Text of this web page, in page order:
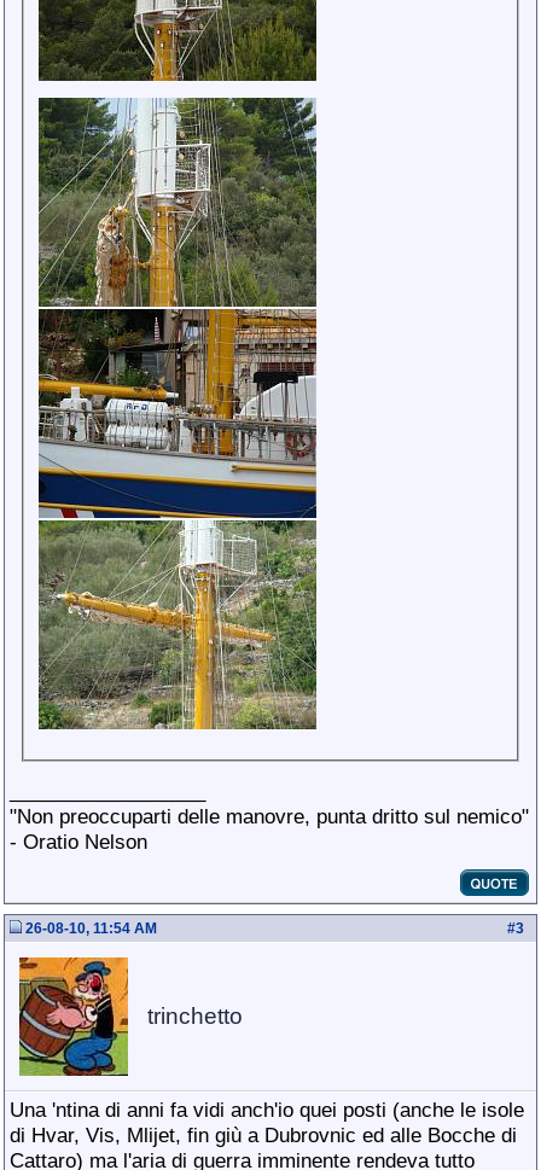
"Non preoccuparti delle manovre, punta dritto sul nemico"
- Oratio Nelson
#3
26-08-10, 11:54 AM
trinchetto
Una 'ntina di anni fa vidi anch'io quei posti (anche le isole
di Hvar, Vis, Mlijet, fin giù a Dubrovnic ed alle Bocche di
Cattaro) ma l'aria di guerra imminente rendeva tutto